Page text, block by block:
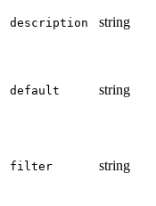
description string
default string
filter string